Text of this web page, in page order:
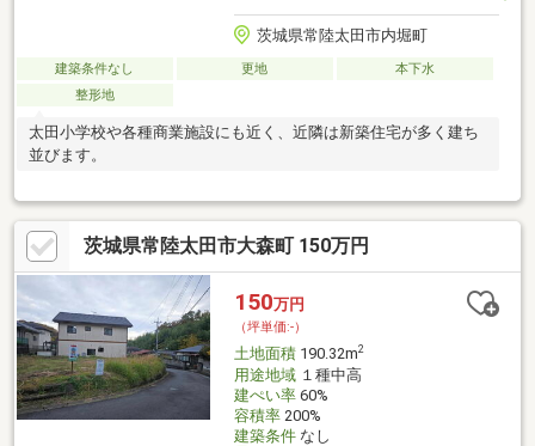
茨城県常陸太田市内堀町
建築条件なし 更地
本下水
整形地
太田小学校や各種商業施設にも近く、近隣は新築住宅が多く建ち
並びます。
茨城県常陸太田市大森町 150万円
150万円
（坪単価:-）
土地面積190.32m2
用途地域１種中高
建ぺい率60%
容積率200%
建築条件なし